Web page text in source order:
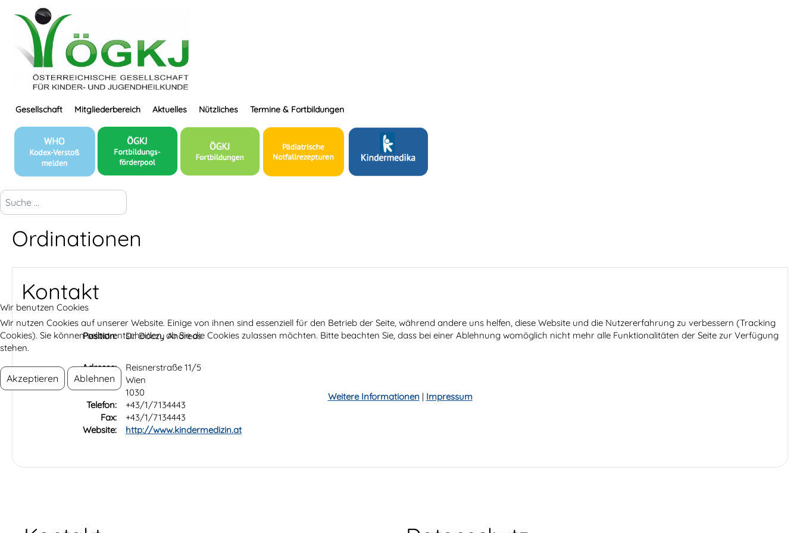
Gesellschaft Mitgliederbereich Aktuelles Nützliches Termine & Fortbildungen
suchen...
Ordinationen
Kontakt
Position: Dr. Dóczy Andreas
Adresse:
Reisnerstraße 11/5
Wien
1030
Telefon:
+43/1/7134443
Fax:
+43/1/7134443
Website:
http://www.kindermedizin.at
Wir benutzen Cookies
Wir nutzen Cookies auf unserer Website. Einige von ihnen sind essenziell für den Betrieb der Seite, während andere uns helfen, diese Website und die Nutzererfahrung zu verbessern (Tracking
Cookies). Sie können selbst entscheiden, ob Sie die Cookies zulassen möchten. Bitte beachten Sie, dass bei einer Ablehnung womöglich nicht mehr alle Funktionalitäten der Seite zur Verfügung
stehen.
Akzeptieren Ablehnen
Weitere Informationen| Impressum